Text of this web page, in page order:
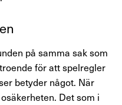
på samma sak som
för att spelregler
betyder något. När
Det som i